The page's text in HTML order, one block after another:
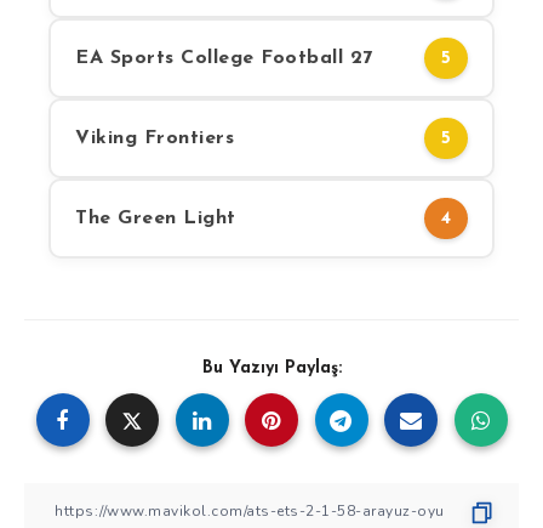
EA Sports College Football 27 5
Viking Frontiers 5
The Green Light 4
Bu Yazıyı Paylaş: